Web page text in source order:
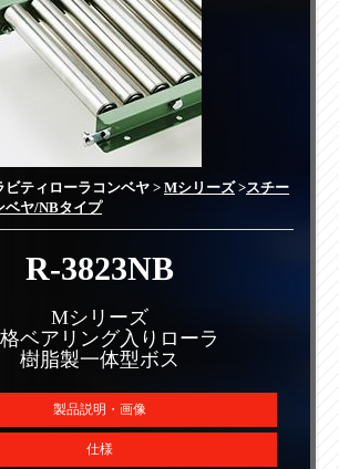
ビティローラコンベヤ > Mシリーズ>スチー
ベヤ/NBタイプ
R-3823NB
Mシリーズ
ベアリング入りローラ
樹脂製一体型ボス
製品説明・画像
仕様